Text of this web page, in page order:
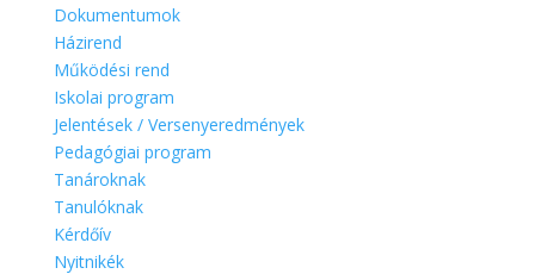
Dokumentumok
Házirend
Működési rend
Iskolai program
Jelentések / Versenyeredmények
Pedagógiai program
Tanároknak
Tanulóknak
Kérdőív
Nyitnikék